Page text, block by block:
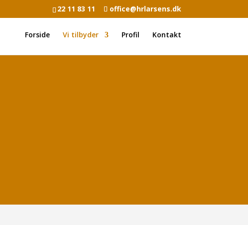
22 11 83 11 office@hrlarsens.dk
Forside Vi tilbyder Profil Kontakt